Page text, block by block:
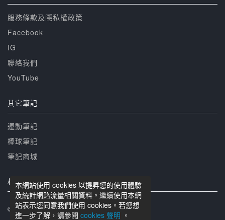
本網站使用 cookies 以提昇您的使用體驗
及統計網路流量相關資料。繼續使用本網
站表示您同意我們使用 cookies。若您想
進一步了解，請參閱 cookies 聲明 。
服務條款及隱私權政策
Facebook
IG
聯絡我們
YouTube
其它筆記
運動筆記
棒球筆記
筆記商城
相關網站
© 籃球筆記 版權所有